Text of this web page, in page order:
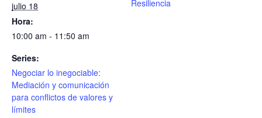
julio 18
Hora:
10:00 am - 11:50 am
Series:
Negociar lo inegociable:
Mediación y comunicación
para conflictos de valores y
límites
Resiliencia